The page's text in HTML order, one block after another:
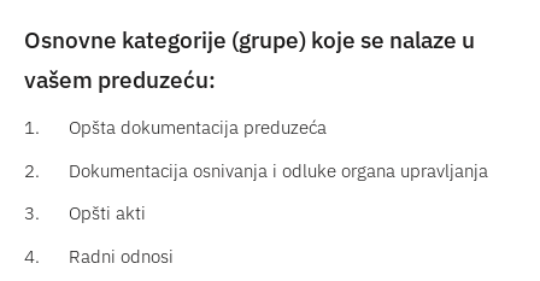
Osnovne kategorije (grupe) koje se nalaze u
vašem preduzeću:
1. Opšta dokumentacija preduzeća
2. Dokumentacija osnivanja i odluke organa upravljanja
3. Opšti akti
4. Radni odnosi